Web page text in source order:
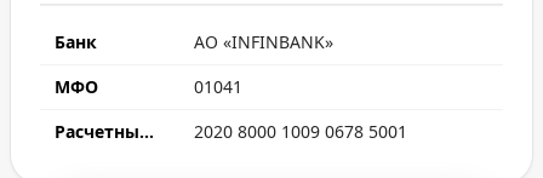
Банк
АО «INFINBANK»
МФО
01041
Расчетный счет
2020 8000 1009 0678 5001